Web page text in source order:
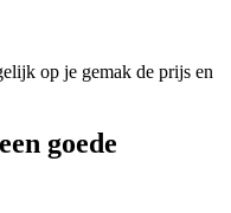
op je gemak de prijs en
goede